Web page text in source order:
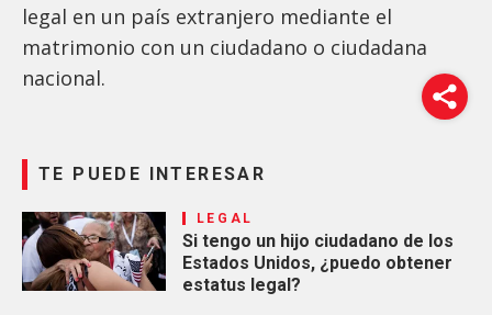
legal en un país extranjero mediante el
matrimonio con un ciudadano o ciudadana
nacional.
TE PUEDE INTERESAR
LEGAL
Si tengo un hijo ciudadano de los
Estados Unidos, ¿puedo obtener
estatus legal?